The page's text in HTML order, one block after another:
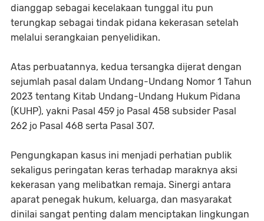
dianggap sebagai kecelakaan tunggal itu pun
terungkap sebagai tindak pidana kekerasan setelah
melalui serangkaian penyelidikan.
Atas perbuatannya, kedua tersangka dijerat dengan
sejumlah pasal dalam Undang-Undang Nomor 1 Tahun
2023 tentang Kitab Undang-Undang Hukum Pidana
(KUHP), yakni Pasal 459 jo Pasal 458 subsider Pasal
262 jo Pasal 468 serta Pasal 307.
Pengungkapan kasus ini menjadi perhatian publik
sekaligus peringatan keras terhadap maraknya aksi
kekerasan yang melibatkan remaja. Sinergi antara
aparat penegak hukum, keluarga, dan masyarakat
dinilai sangat penting dalam menciptakan lingkungan